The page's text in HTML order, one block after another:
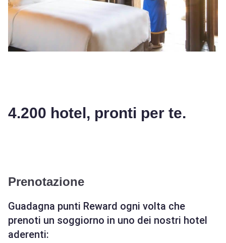
4.200 hotel, pronti per te.
Prenotazione
Guadagna punti Reward ogni volta che
prenoti un soggiorno in uno dei nostri hotel
aderenti: